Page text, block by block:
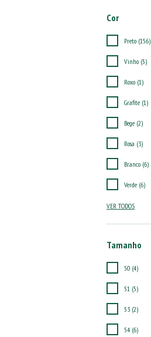
Cor
Preto (156)
Vinho (5)
Roxo (1)
Grafite (1)
Bege (2)
Rosa (3)
Branco (6)
Verde (6)
VER TODOS
Tamanho
50 (4)
51 (5)
53 (2)
54 (6)